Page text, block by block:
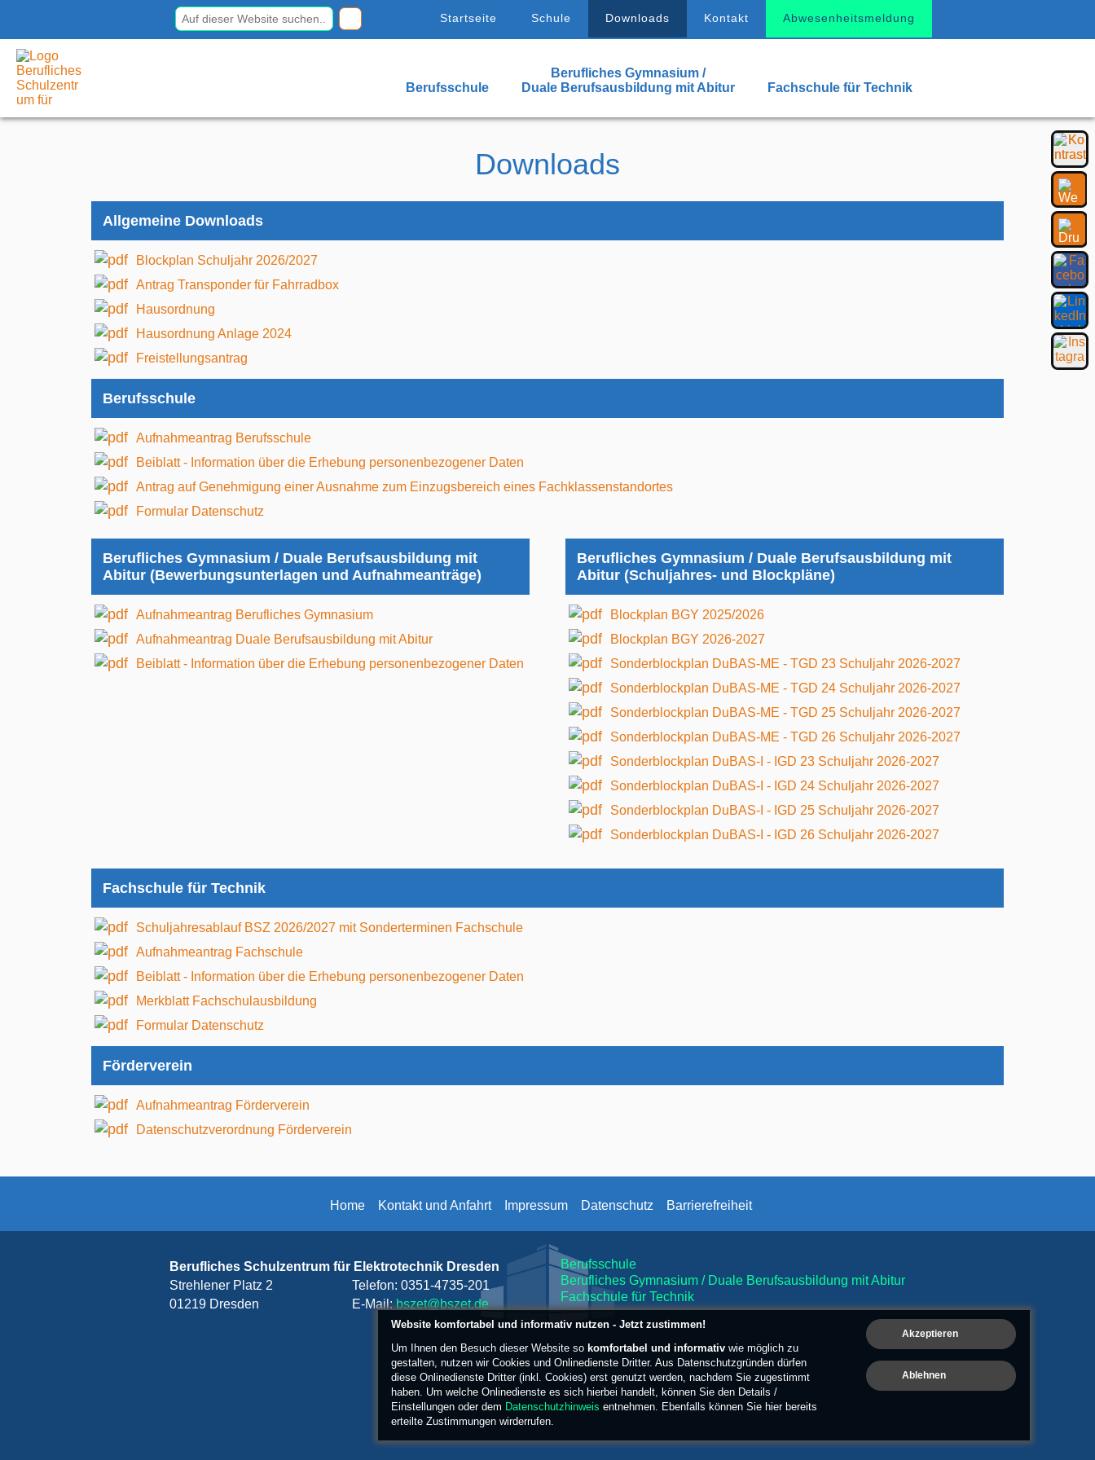
Startseite Schule Downloads Kontakt Abwesenheitsmeldung
Berufsschule
Berufliches Gymnasium /
Duale Berufsausbildung mit Abitur
Fachschule für Technik
Downloads
Allgemeine Downloads
Blockplan Schuljahr 2026/2027
Antrag Transponder für Fahrradbox
Hausordnung
Hausordnung Anlage 2024
Freistellungsantrag
Berufsschule
Aufnahmeantrag Berufsschule
Beiblatt - Information über die Erhebung personenbezogener Daten
Antrag auf Genehmigung einer Ausnahme zum Einzugsbereich eines Fachklassenstandortes
Formular Datenschutz
Berufliches Gymnasium / Duale Berufsausbildung mit
Abitur (Bewerbungsunterlagen und Aufnahmeanträge)
Aufnahmeantrag Berufliches Gymnasium
Aufnahmeantrag Duale Berufsausbildung mit Abitur
Beiblatt - Information über die Erhebung personenbezogener Daten
Berufliches Gymnasium / Duale Berufsausbildung mit
Abitur (Schuljahres- und Blockpläne)
Blockplan BGY 2025/2026
Blockplan BGY 2026-2027
Sonderblockplan DuBAS-ME - TGD 23 Schuljahr 2026-2027
Sonderblockplan DuBAS-ME - TGD 24 Schuljahr 2026-2027
Sonderblockplan DuBAS-ME - TGD 25 Schuljahr 2026-2027
Sonderblockplan DuBAS-ME - TGD 26 Schuljahr 2026-2027
Sonderblockplan DuBAS-I - IGD 23 Schuljahr 2026-2027
Sonderblockplan DuBAS-I - IGD 24 Schuljahr 2026-2027
Sonderblockplan DuBAS-I - IGD 25 Schuljahr 2026-2027
Sonderblockplan DuBAS-I - IGD 26 Schuljahr 2026-2027
Fachschule für Technik
Schuljahresablauf BSZ 2026/2027 mit Sonderterminen Fachschule
Aufnahmeantrag Fachschule
Beiblatt - Information über die Erhebung personenbezogener Daten
Merkblatt Fachschulausbildung
Formular Datenschutz
Förderverein
Aufnahmeantrag Förderverein
Datenschutzverordnung Förderverein
Home Kontakt und Anfahrt Impressum Datenschutz Barrierefreiheit
Berufliches Schulzentrum für Elektrotechnik Dresden
Strehlener Platz 2
01219 Dresden
Telefon: 0351-4735-201
E-Mail:bszet@bszet.de
Berufsschule
Berufliches Gymnasium / Duale Berufsausbildung mit Abitur
Fachschule für Technik
Website komfortabel und informativ nutzen - Jetzt zustimmen!
Um Ihnen den Besuch dieser Website so komfortabel und informativ wie möglich zu
gestalten, nutzen wir Cookies und Onlinedienste Dritter. Aus Datenschutzgründen dürfen
diese Onlinedienste Dritter (inkl. Cookies) erst genutzt werden, nachdem Sie zugestimmt
haben. Um welche Onlinedienste es sich hierbei handelt, können Sie den Details /
Einstellungen oder dem Datenschutzhinweis entnehmen. Ebenfalls können Sie hier bereits
erteilte Zustimmungen wirderrufen.